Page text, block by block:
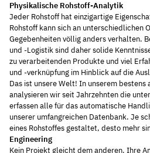
Physikalische Rohstoff-Analytik
Jeder Rohstoff hat einzigartige
Rohstoff kann sich an unterschiedlichen
Gegebenheiten völlig anders verhalten.
und -Logistik sind daher solide
zu verarbeitenden Produkte und viel
und -verknüpfung im Hinblick auf die
Das ist unsere Welt! In unserem
analysieren wir seit Jahrzehnten die
erfassen alle für das automatische
unserer umfangreichen Datenbank. Je
eines Rohstoffes gestaltet, desto mehr
Engineering
Kein Projekt gleicht dem anderen. Ihre